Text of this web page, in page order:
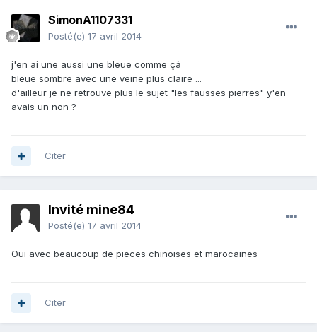
SimonA1107331
Posté(e) 17 avril 2014
j'en ai une aussi une bleue comme çà
bleue sombre avec une veine plus claire ...
d'ailleur je ne retrouve plus le sujet "les fausses pierres" y'en
avais un non ?
Citer
Invité mine84
Posté(e) 17 avril 2014
Oui avec beaucoup de pieces chinoises et marocaines
Citer